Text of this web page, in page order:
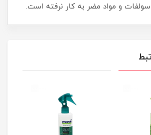
سولفات و مواد مضر به کار نرفته است.